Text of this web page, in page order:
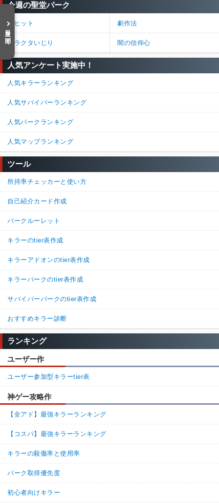
名無しさん
絶痛、景気づけ、海、破滅に組み合わせると使える隠れパーク
ディストーション相手でも関係なく発電機触るやつわかるしオス
スメ
返信(0)
19. 名無しさん 通報
盗聴にして、蹴ったら発動、最初のスキチェの成功まで半径数メ
ートルのサバ見れるようにして良くね？
続きを読む（20件）
目次を開く
今週の聖堂パーク
大ヒット 劇作法
ガラクタいじり 闇の信仰心
人気アンケート実施中！
人気キラーランキング
人気サバイバーランキング
人気パークランキング
人気マップランキング
ツール
所持率チェッカーと使い方
自己紹介カード作成
パークルーレット
キラーのtier表作成
キラーアドオンのtier表作成
キラーパークのtier表作成
サバイバーパークのtier表作成
おすすめキラー診断
ランキング
ユーザー作
ユーザー参加型キラーtier表
神ゲー攻略作
【全アド】最強キラーランキング
【コスパ】最強キラーランキング
キラーの殺傷率と使用率
パーク取得優先度
初心者向けキラー